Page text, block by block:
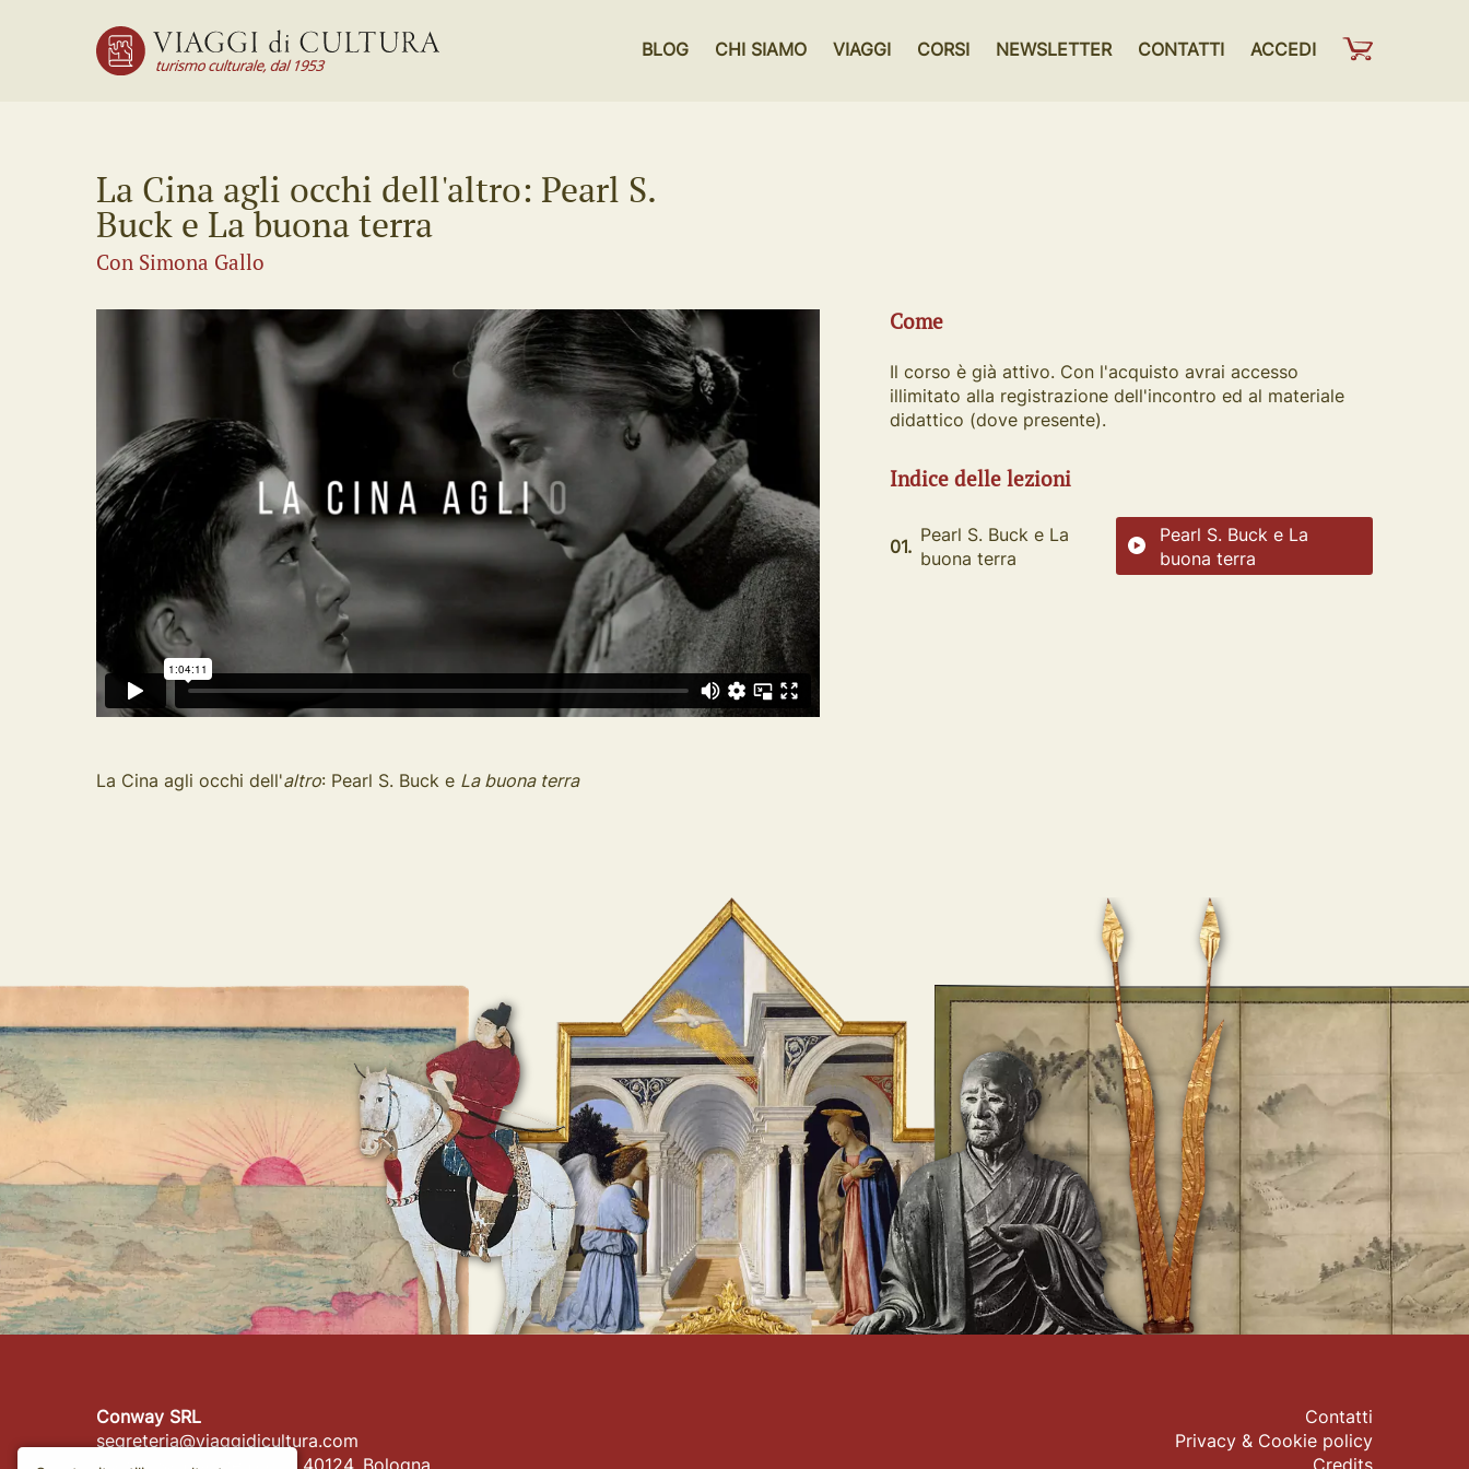
BLOG CHI SIAMO VIAGGI CORSI NEWSLETTER CONTATTI ACCEDI
La Cina agli occhi dell'altro: Pearl S.
Buck e La buona terra
Con Simona Gallo
La Cina agli occhi dell'altro: Pearl S. Buck e La buona terra
Come
Il corso è già attivo. Con l'acquisto avrai accesso
illimitato alla registrazione dell'incontro ed al materiale
didattico (dove presente).
Indice delle lezioni
01.
Pearl S. Buck e La
buona terra
Pearl S. Buck e La
buona terra
Conway SRL
segreteria@viaggidicultura.com
Contatti
Privacy & Cookie policy